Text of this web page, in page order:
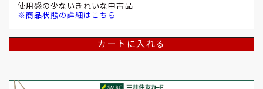
使用感の少ないきれいな中古品
※商品状態の詳細はこちら
カートに入れる